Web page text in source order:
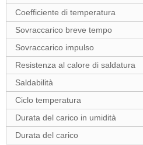
Coefficiente di temperatura
Sovraccarico breve tempo
Sovraccarico impulso
Resistenza al calore di saldatura
Saldabilità
Ciclo temperatura
Durata del carico in umidità
Durata del carico